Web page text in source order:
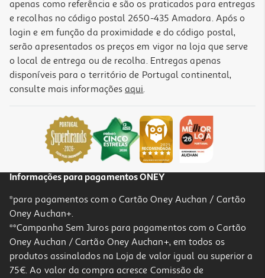
apenas como referência e são os praticados para entregas
e recolhas no código postal 2650-435 Amadora. Após o
login e em função da proximidade e do código postal,
serão apresentados os preços em vigor na loja que serve
o local de entrega ou de recolha. Entregas apenas
disponíveis para o território de Portugal continental,
consulte mais informaçõesaqui.
Informações para pagamentos ONEY
*para pagamentos com o Cartão Oney Auchan / Cartão
Oney Auchan+.
**Campanha Sem Juros para pagamentos com o Cartão
Oney Auchan / Cartão Oney Auchan+, em todos os
produtos assinalados na Loja de valor igual ou superior a
75€. Ao valor da compra acresce Comissão de